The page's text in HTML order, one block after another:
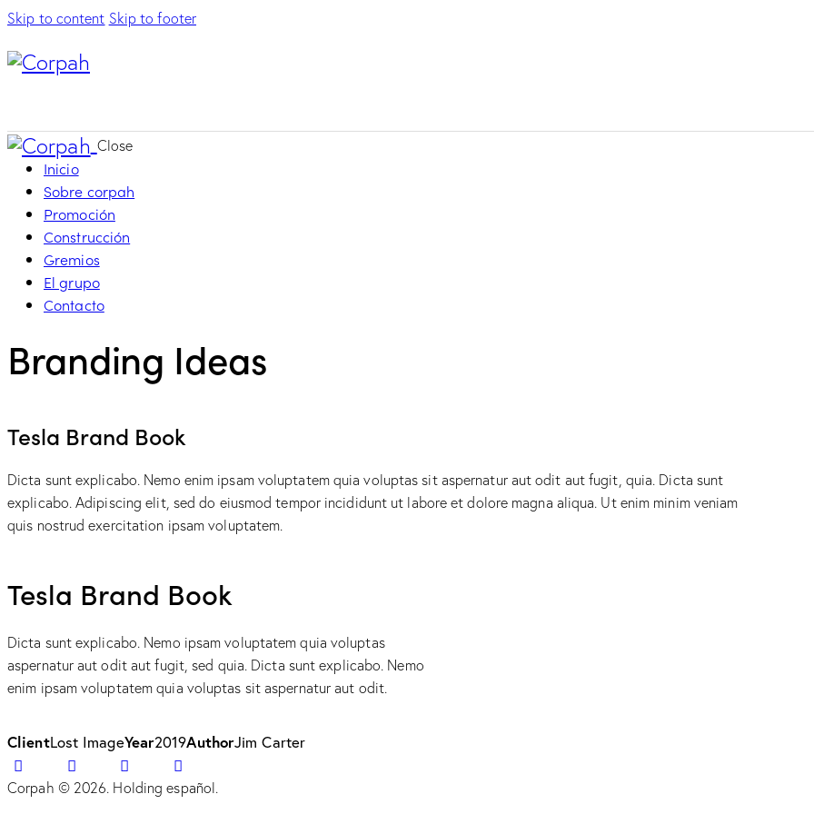
Skip to content Skip to footer
Close
Inicio
Sobre corpah
Promoción
Construcción
Gremios
El grupo
Contacto
Branding Ideas
Tesla Brand Book
Dicta sunt explicabo. Nemo enim ipsam voluptatem quia voluptas sit aspernatur aut odit aut fugit, quia. Dicta sunt
explicabo. Adipiscing elit, sed do eiusmod tempor incididunt ut labore et dolore magna aliqua. Ut enim minim veniam
quis nostrud exercitation ipsam voluptatem.
Tesla Brand Book
Dicta sunt explicabo. Nemo ipsam voluptatem quia voluptas
aspernatur aut odit aut fugit, sed quia. Dicta sunt explicabo. Nemo
enim ipsam voluptatem quia voluptas sit aspernatur aut odit.
ClientLost ImageYear2019AuthorJim Carter
Twitter-
new
FacebookShare-
email
Copy
URL
Corpah © 2026. Holding español.